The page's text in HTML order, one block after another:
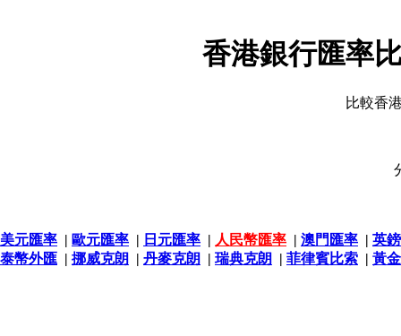
香港銀行匯率
比較香
美元匯率 | 歐元匯率 | 日元匯率 | 人民幣匯率 | 澳門匯率 | 英
泰幣外匯 | 挪威克朗 | 丹麥克朗 | 瑞典克朗 | 菲律賓比索 | 黃